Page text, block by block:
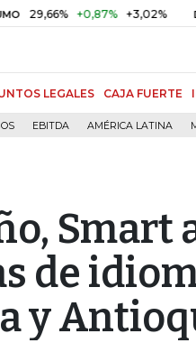
+0,87% +3,02% DTF
LEGALES CAJA FUERTE
EBITDA AMÉRICA LATINA
Smart
de
y